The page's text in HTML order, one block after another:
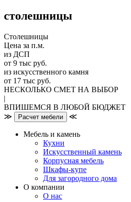
столешницы
Столешницы
Цена за п.м.
из ДСП
от 9 тыс руб.
из искусственного камня
от 17 тыс руб.
НЕСКОЛЬКО СМЕТ НА ВЫБОР
|
ВПИШЕМСЯ В ЛЮБОЙ БЮДЖЕТ
≫
Расчет мебели ≪
Мебель и камень
Кухни
Искусственный камень
Корпусная мебель
Шкафы-купе
Для загородного дома
О компании
О нас